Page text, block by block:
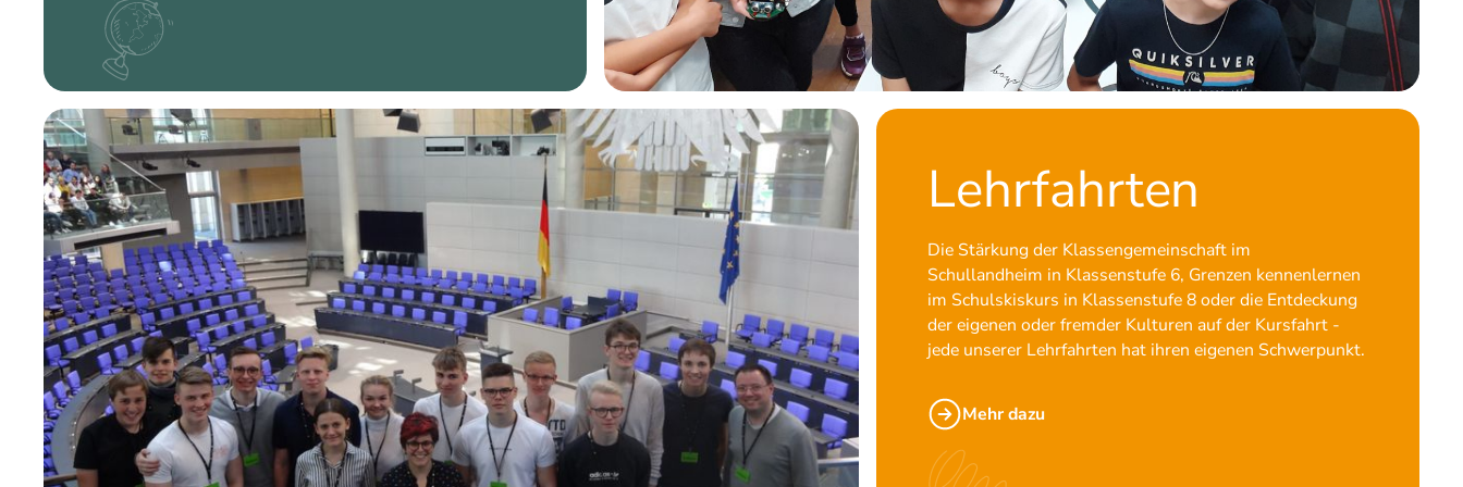
Lehrfahrten
Die Stärkung der Klassengemeinschaft im
Schullandheim in Klassenstufe 6, Grenzen kennenlernen
im Schulskiskurs in Klassenstufe 8 oder die Entdeckung
der eigenen oder fremder Kulturen auf der Kursfahrt -
jede unserer Lehrfahrten hat ihren eigenen Schwerpunkt.
Mehr dazu